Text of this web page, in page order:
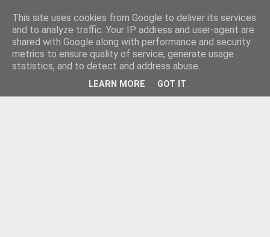
This site uses cookies from Google to deliver its services
and to analyze traffic. Your IP address and user-agent are
shared with Google along with performance and security
metrics to ensure quality of service, generate usage
statistics, and to detect and address abuse.
LEARN MORE GOT IT